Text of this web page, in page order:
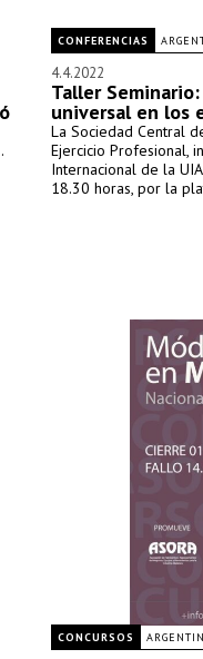
CONFERENCIAS
4.4.2022
Taller
universal en los
La Sociedad Central
Ejercicio Profesional,
Internacional de la
18.30 horas, por la
CONCURSOS